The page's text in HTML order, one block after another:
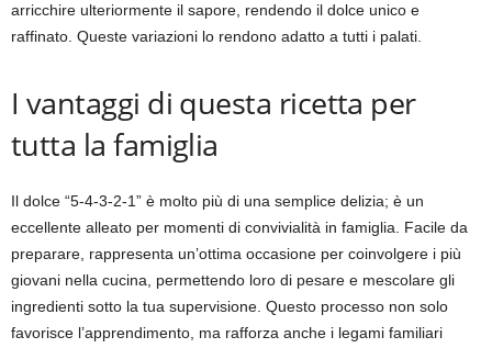
arricchire ulteriormente il sapore, rendendo il dolce unico e
raffinato. Queste variazioni lo rendono adatto a tutti i palati.
I vantaggi di questa ricetta per
tutta la famiglia
Il dolce “5-4-3-2-1” è molto più di una semplice delizia; è un
eccellente alleato per momenti di convivialità in famiglia. Facile da
preparare, rappresenta un’ottima occasione per coinvolgere i più
giovani nella cucina, permettendo loro di pesare e mescolare gli
ingredienti sotto la tua supervisione. Questo processo non solo
favorisce l’apprendimento, ma rafforza anche i legami familiari